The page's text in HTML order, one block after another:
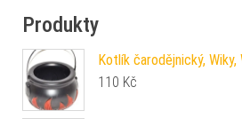
Produkty
Kotlík čarodějnický, Wiky,
110 Kč